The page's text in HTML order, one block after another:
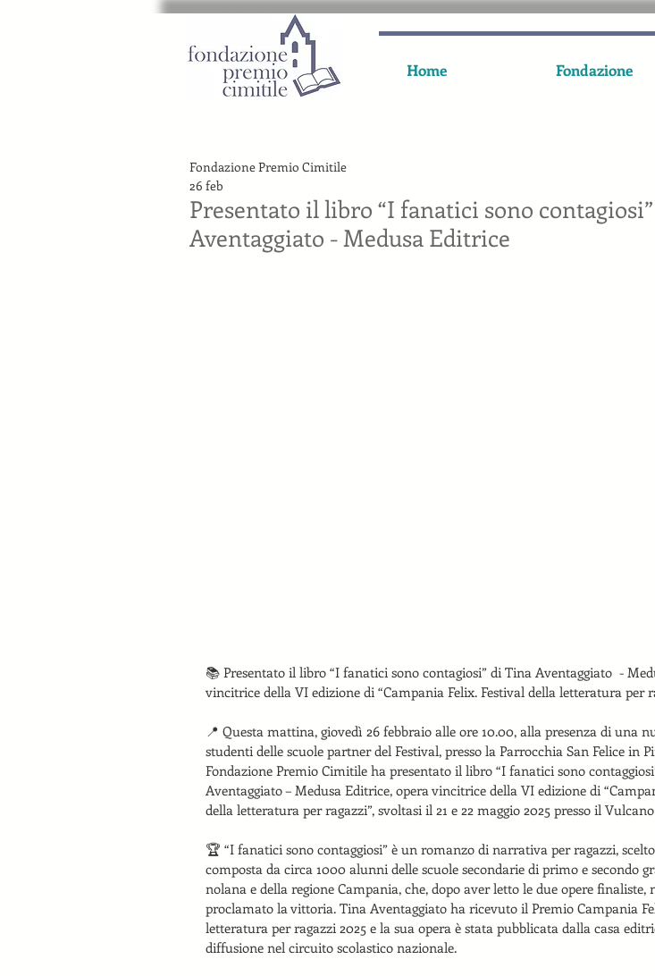
Home Fondazione
Presentato il libro “I fanatici sono
Aventaggiato - Medusa Editrice
Fondazione Premio Cimitile
26 feb
📚 Presentato il libro “I fanatici sono contagiosi” di Tina Aventaggiato  -
vincitrice della VI edizione di “Campania Felix. Festival della letteratura per
📍 Questa mattina, giovedì 26 febbraio alle ore 10.00, alla presenza di una
studenti delle scuole partner del Festival, presso la Parrocchia San Felice in
Fondazione Premio Cimitile ha presentato il libro “I fanatici sono
Aventaggiato – Medusa Editrice, opera vincitrice della VI edizione di
della letteratura per ragazzi”, svoltasi il 21 e 22 maggio 2025 presso il
🏆 “I fanatici sono contaggiosi” è un romanzo di narrativa per ragazzi,
composta da circa 1000 alunni delle scuole secondarie di primo e secondo
nolana e della regione Campania, che, dopo aver letto le due opere finaliste,
proclamato la vittoria. Tina Aventaggiato ha ricevuto il Premio Campania
letteratura per ragazzi 2025 e la sua opera è stata pubblicata dalla casa
diffusione nel circuito scolastico nazionale.